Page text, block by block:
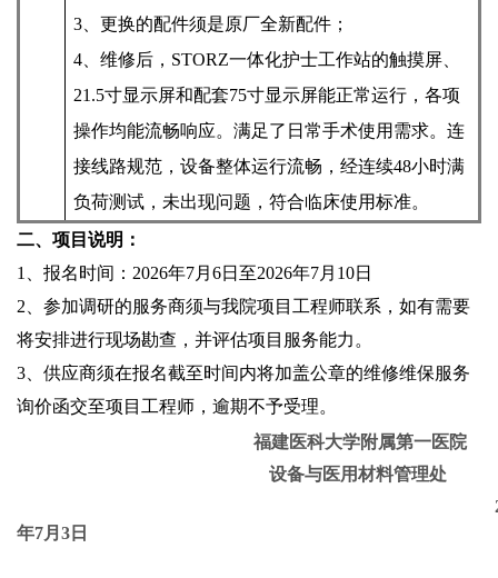
3、 更换的配件须是原厂全新配件；
4、 维修后， STORZ一体化护士工作站的触摸屏、
21.5寸显示屏和配套75寸显示屏能正常运行，各项
操作均能流畅响应。满足了日常手术使用需求。 连
接线路规范，设备整体运行流畅，经连续48小时满
负荷测试，未出现问题，符合临床使用标准。
二、项目说明：
1、报名时间：2026年7月6日至2026年7月10日
2、参加调研的服务商须与我院项目工程师联系，如有需要
将安排进行现场勘查，并评估项目服务能力。
3、供应商须在报名截至时间内将加盖公章的维修维保服务
询价函交至项目工程师，逾期不予受理。
福建医科大学附属第一医院
设备与医用材料管理处
年7月 3 日